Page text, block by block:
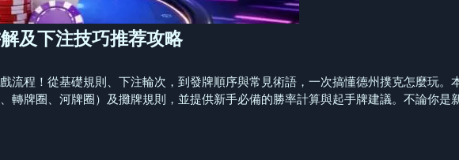
及下注技巧推荐攻略
流程！從基礎規則、下注輪次，到發牌順序與常見術語，一次搞懂德州撲克怎麼玩。
轉牌圈、河牌圈）及攤牌規則，並提供新手必備的勝率計算與起手牌建議。不論你是